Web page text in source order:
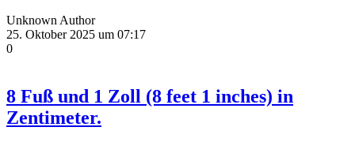
Unknown Author
25. Oktober 2025 um 07:17
0
8 Fuß und 1 Zoll (8 feet 1 inches) in
Zentimeter.